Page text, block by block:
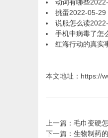
动词有哪些
挑蛋2022-05-29
说服怎么读
手机中病毒了怎
红海行动的真实
本文地址：https://
上一篇： 毛巾变硬
下一篇： 生物制药